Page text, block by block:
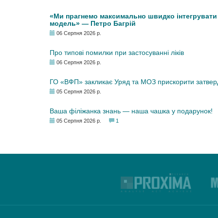
«Ми прагнемо максимально швидко інтегрувати
модель» — Петро Багрій
06 Серпня 2026 р.
Про типові помилки при застосуванні ліків
06 Серпня 2026 р.
ГО «ВФП» закликає Уряд та МОЗ прискорити
05 Серпня 2026 р.
Ваша філіжанка знань — наша чашка у подарунок!
05 Серпня 2026 р. 1